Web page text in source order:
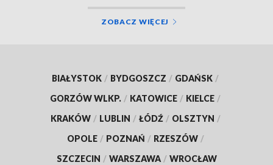
ZOBACZ WIĘCEJ
BIAŁYSTOK / BYDGOSZCZ / GDAŃSK /
GORZÓW WLKP. / KATOWICE / KIELCE /
KRAKÓW / LUBLIN / ŁÓDŹ / OLSZTYN /
OPOLE / POZNAŃ / RZESZÓW /
SZCZECIN / WARSZAWA / WROCŁAW